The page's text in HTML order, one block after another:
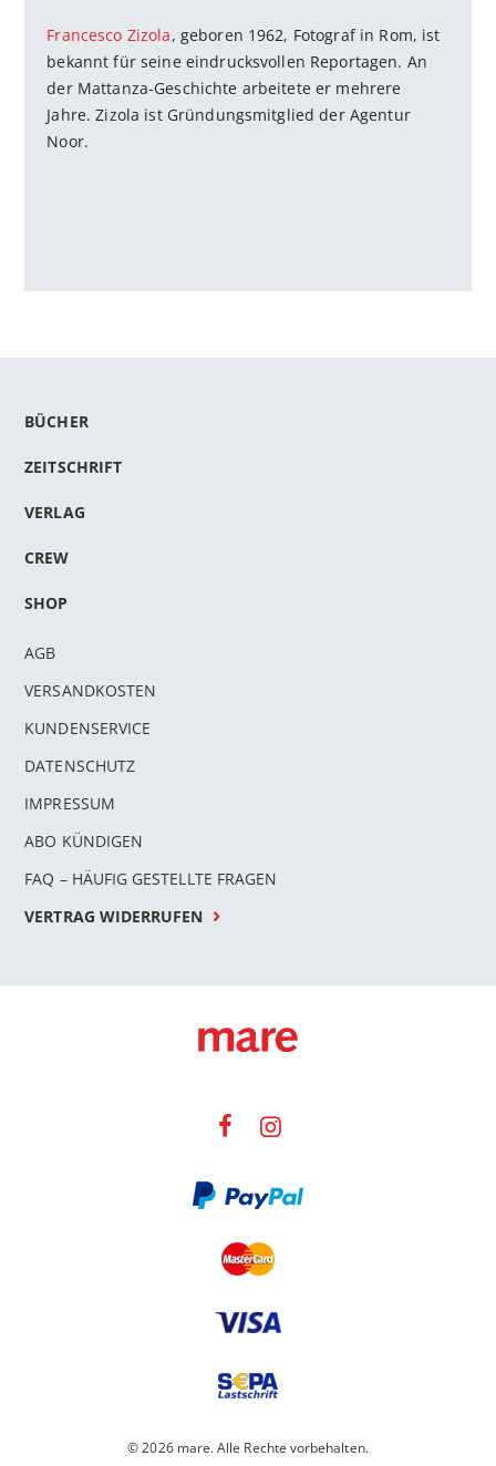
Francesco Zizola, geboren 1962, Fotograf in Rom, ist
bekannt für seine eindrucksvollen Reportagen. An
der Mattanza-Geschichte arbeitete er mehrere
Jahre. Zizola ist Gründungsmitglied der Agentur
Noor.
BÜCHER
ZEITSCHRIFT
VERLAG
CREW
SHOP
AGB
VERSANDKOSTEN
KUNDENSERVICE
DATENSCHUTZ
IMPRESSUM
ABO KÜNDIGEN
FAQ – HÄUFIG GESTELLTE FRAGEN
VERTRAG WIDERRUFEN
© 2026 mare. Alle Rechte vorbehalten.